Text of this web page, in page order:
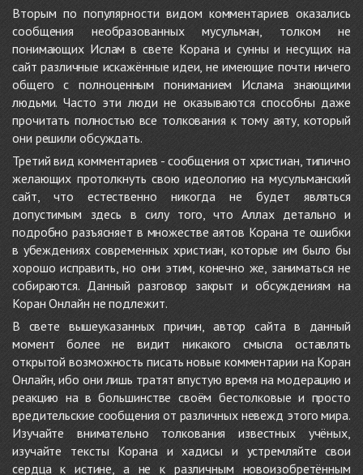
Вторым по популярности видом комментариев оказались
сообщения необразованных мусульман, толком не
понимающих Ислам в свете Корана и сунны и несущих на
сайт различные искажённые идеи, не имеющие почти ничего
общего с полноценным пониманием Ислама знающими
людьми. Часто эти люди не оказываются способны даже
прочитать полностью все толкования к тому аяту, который
они решили обсуждать.
Третий вид комментариев - сообщения от христиан, типично
желающих протолкнуть свою идеологию на мусульманский
сайт, что естественно никогда не будет являться
допустимым здесь в силу того, что Аллах детально и
подробно разъясняет в множестве аятов Корана те ошибки
в убеждениях современных христиан, которые им было бы
хорошо исправить, но они этим, конечно же, заниматься не
собираются. Данный разговор закрыт и обсуждениям на
Коран Онлайн не подлежит.
В свете вышеуказанных причин, автор сайта в данный
момент более не видит никакого смысла оставлять
открытой возможность писать новые комментарии на Коран
Онлайн, ибо они лишь тратят впустую время на модерацию и
реакцию на в большинстве своём бестолковые и просто
вредительские сообщения от различных невежд этого мира.
Изучайте внимательно толкования известных учёных,
изучайте тексты Корана и хадисы и устремляйте свои
сердца к истине, а не к различным новоизобретённым